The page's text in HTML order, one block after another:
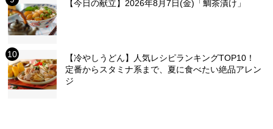
【今日の献立】2026年8月7日(金)「鯛茶漬け」
【冷やしうどん】人気レシピランキングTOP10！
定番からスタミナ系まで、夏に食べたい絶品アレン
ジ